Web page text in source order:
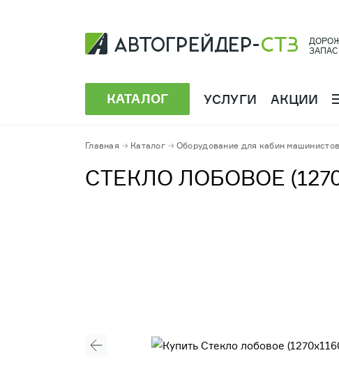
КАТАЛОГ УСЛУГИ АКЦИИ
Главная Каталог Оборудование для кабин машинистов
СТЕКЛО ЛОБОВОЕ